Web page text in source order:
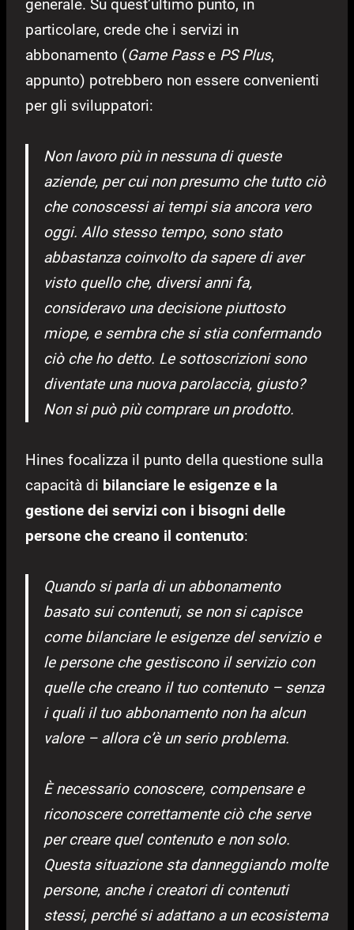
generale. Su quest’ultimo punto, in
particolare, crede che i servizi in
abbonamento (Game Passe PS Plus,
appunto) potrebbero non essere convenienti
per gli sviluppatori:
Non lavoro più in nessuna di queste
aziende, per cui non presumo che tutto ciò
che conoscessi ai tempi sia ancora vero
oggi. Allo stesso tempo, sono stato
abbastanza coinvolto da sapere di aver
visto quello che, diversi anni fa,
consideravo una decisione piuttosto
miope, e sembra che si stia confermando
ciò che ho detto. Le sottoscrizioni sono
diventate una nuova parolaccia, giusto?
Non si può più comprare un prodotto.
Hines focalizza il punto della questione sulla
capacità di bilanciare le esigenze e la
gestione dei servizi con i bisogni delle
persone che creano il contenuto:
Quando si parla di un abbonamento
basato sui contenuti, se non si capisce
come bilanciare le esigenze del servizio e
le persone che gestiscono il servizio con
quelle che creano il tuo contenuto – senza
i quali il tuo abbonamento non ha alcun
valore – allora c’è un serio problema.
È necessario conoscere, compensare e
riconoscere correttamente ciò che serve
per creare quel contenuto e non solo.
Questa situazione sta danneggiando molte
persone, anche i creatori di contenuti
stessi, perché si adattano a un ecosistema